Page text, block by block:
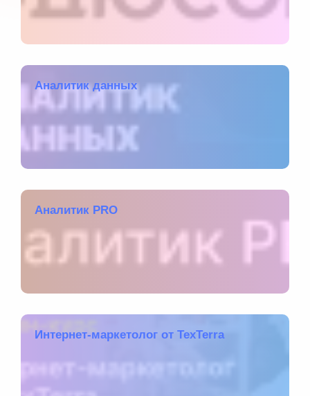
Аналитик данных
Аналитик PRO
Интернет-маркетолог от TexTerra